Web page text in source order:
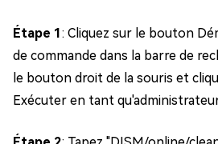
Étape 1: Cliquez sur le bouton
de commande dans la barre de
le bouton droit de la souris et
Exécuter en tant